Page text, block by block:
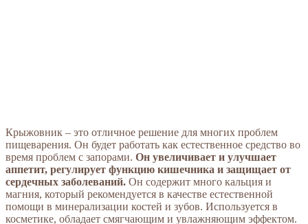
Крыжовник – это отличное решение для многих проблем
пищеварения. Он будет работать как естественное средство во
время проблем с запорами. Он увеличивает и улучшает
аппетит, регулирует функцию кишечника и защищает от
сердечных заболеваний. Он содержит много кальция и
магния, который рекомендуется в качестве естественной
помощи в минерализации костей и зубов. Используется в
косметике, обладает смягчающим и увлажняющим эффектом.